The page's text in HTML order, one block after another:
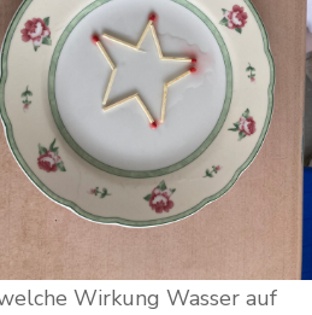
Wirkung Wasser auf